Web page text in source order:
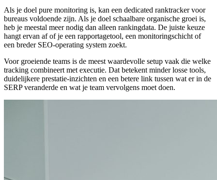
Als je doel pure monitoring is, kan een dedicated ranktracker voor
bureaus voldoende zijn. Als je doel schaalbare organische groei is,
heb je meestal meer nodig dan alleen rankingdata. De juiste keuze
hangt ervan af of je een rapportagetool, een monitoringschicht of
een breder SEO‑operating system zoekt.
Voor groeiende teams is de meest waardevolle setup vaak die welke
tracking combineert met executie. Dat betekent minder losse tools,
duidelijkere prestatie‑inzichten en een betere link tussen wat er in de
SERP veranderde en wat je team vervolgens moet doen.